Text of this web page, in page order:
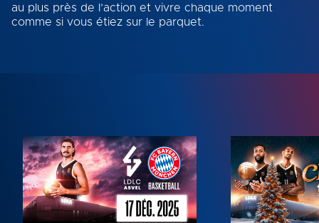
au plus près de l’action et vivre chaque moment
comme si vous étiez sur le parquet.